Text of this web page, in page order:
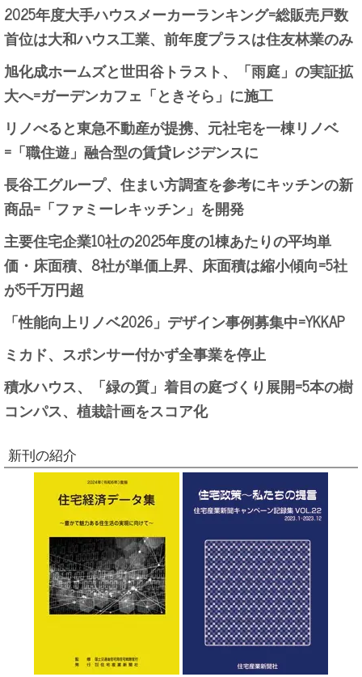
2025年度大手ハウスメーカーランキング=総販売戸数
首位は大和ハウス工業、前年度プラスは住友林業のみ
旭化成ホームズと世田谷トラスト、「雨庭」の実証拡
大へ=ガーデンカフェ「ときそら」に施工
リノべると東急不動産が提携、元社宅を一棟リノベ
=「職住遊」融合型の賃貸レジデンスに
長谷工グループ、住まい方調査を参考にキッチンの新
商品=「ファミーレキッチン」を開発
主要住宅企業10社の2025年度の1棟あたりの平均単
価・床面積、8社が単価上昇、床面積は縮小傾向=5社
が5千万円超
「性能向上リノベ2026」デザイン事例募集中=YKKAP
ミカド、スポンサー付かず全事業を停止
積水ハウス、「緑の質」着目の庭づくり展開=5本の樹
コンパス、植栽計画をスコア化
新刊の紹介